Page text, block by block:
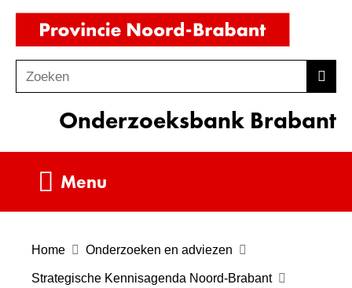
Ga
de
inhoud
o
Zoeken
Onderzoeksbank Brabant
Menu
Home Onderzoeken en adviezen
Strategische Kennisagenda Noord-Brabant